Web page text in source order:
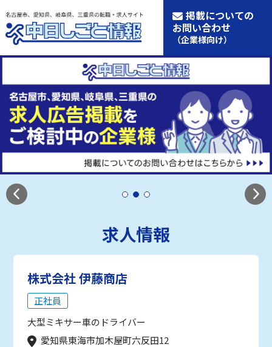
掲載についての
お問い合わせ
（企業様向け）
求人情報
株式会社 伊藤商店
正社員
大型ミキサー車のドライバー
愛知県東海市加木屋町六反田12